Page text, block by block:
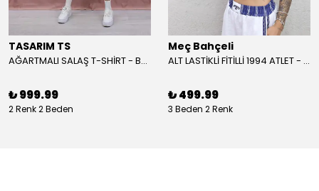
TASARIM TS
AĞARTMALI SALAŞ T-SHİRT - BEYAZ
₺ 999.99
2 Renk 2 Beden
Meç Bahçeli
ALT LASTİKLİ FİTİLLİ 1994 ATLET - BORDO
₺ 499.99
3 Beden 2 Renk